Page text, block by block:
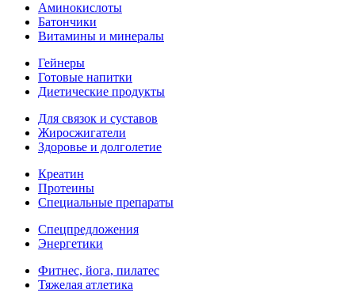
Аминокислоты
Батончики
Витамины и минералы
Гейнеры
Готовые напитки
Диетические продукты
Для связок и суставов
Жиросжигатели
Здоровье и долголетие
Креатин
Протеины
Специальные препараты
Спецпредложения
Энергетики
Фитнес, йога, пилатес
Тяжелая атлетика